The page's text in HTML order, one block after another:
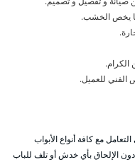
يخص الخشب.
الكرام.
الفني للعميل.
مع كافة أنواع الأبواب
الإلحاق بأي خدش أو تلف للباب